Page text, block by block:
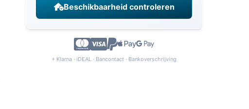
Beschikbaarheid controleren
+ Klarna · iDEAL · Bancontact · Bankoverschrijving